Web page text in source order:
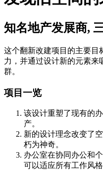
知名地产发展商,
这个翻新改建项目的主要目
力，并通过设计新的元素来
群。
项目一览
该设计重塑了现有的
产。
新的设计理念改变了
朽为神奇。
办公室在协同办公和
可以适应所有工作风格